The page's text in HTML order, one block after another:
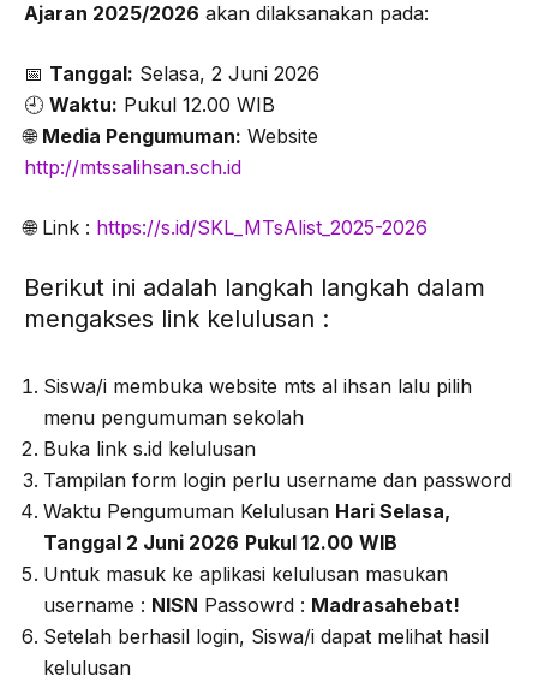
Ajaran 2025/2026 akan dilaksanakan pada:
📅 Tanggal: Selasa, 2 Juni 2026
🕘 Waktu: Pukul 12.00 WIB
🌐 Media Pengumuman: Website
http://mtssalihsan.sch.id
🌐 Link : https://s.id/SKL_MTsAlist_2025-2026
Berikut ini adalah langkah langkah dalam
mengakses link kelulusan :
Siswa/i membuka website mts al ihsan lalu pilih
menu pengumuman sekolah
Buka link s.id kelulusan
Tampilan form login perlu username dan password
Waktu Pengumuman Kelulusan Hari Selasa,
Tanggal 2 Juni 2026 Pukul 12.00 WIB
Untuk masuk ke aplikasi kelulusan masukan
username : NISN Passowrd : Madrasahebat!
Setelah berhasil login, Siswa/i dapat melihat hasil
kelulusan